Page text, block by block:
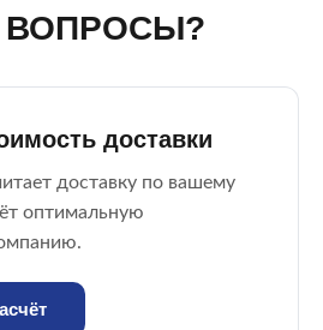
ВОПРОСЫ?
доставки
доставку по вашему
оптимальную